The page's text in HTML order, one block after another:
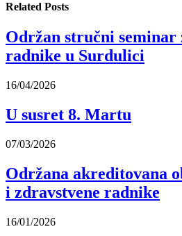
Related Posts
Održan stručni seminar
radnike u Surdulici
16/04/2026
U susret 8. Martu
07/03/2026
Održana akreditovana
i zdravstvene radnike
16/01/2026